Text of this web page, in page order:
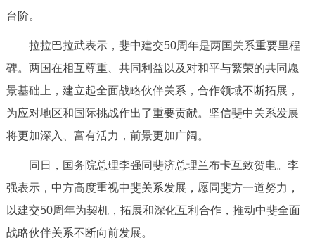
政民互动
12345网上接诉即办 我要咨询 我要建议
参与调查 在线访谈 图说互动
走进北京
北京概况 十六区概览 人文北京
绿色北京 图说北京 视频北京
台阶。
拉拉巴拉武表示，斐中建交50周年是两国关系重要里程
碑。两国在相互尊重、共同利益以及对和平与繁荣的共同愿
景基础上，建立起全面战略伙伴关系，合作领域不断拓展，
为应对地区和国际挑战作出了重要贡献。坚信斐中关系发展
将更加深入、富有活力，前景更加广阔。
同日，国务院总理李强同斐济总理兰布卡互致贺电。李
强表示，中方高度重视中斐关系发展，愿同斐方一道努力，
以建交50周年为契机，拓展和深化互利合作，推动中斐全面
战略伙伴关系不断向前发展。